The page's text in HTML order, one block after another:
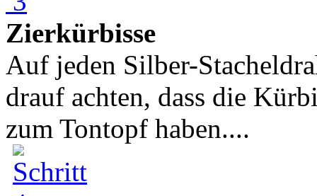
Zierkürbisse
Auf jeden Silber-
drauf achten, dass die
zum Tontopf haben....